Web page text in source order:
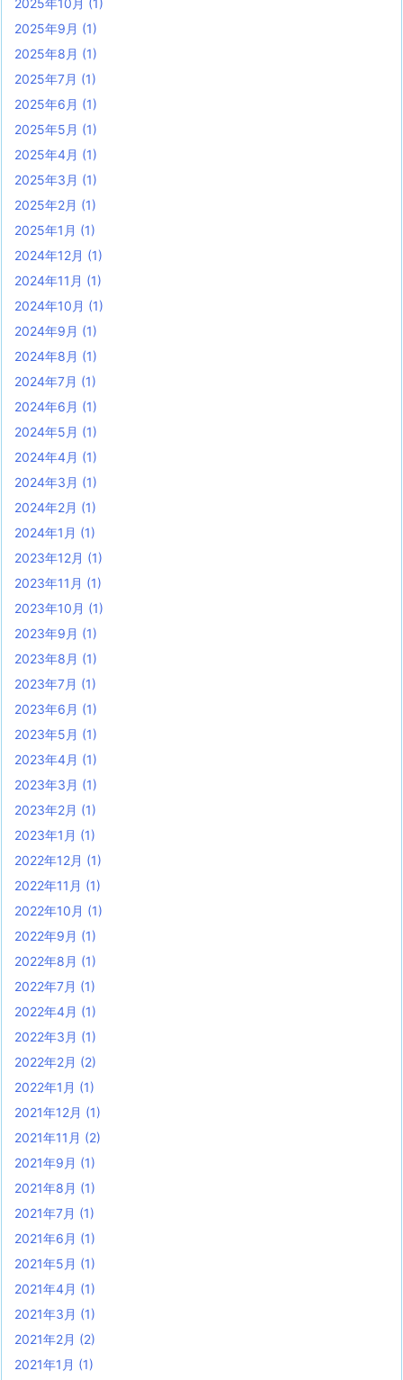
2025年9月 (1)
2025年8月 (1)
2025年7月 (1)
2025年6月 (1)
2025年5月 (1)
2025年4月 (1)
2025年3月 (1)
2025年2月 (1)
2025年1月 (1)
2024年12月 (1)
2024年11月 (1)
2024年10月 (1)
2024年9月 (1)
2024年8月 (1)
2024年7月 (1)
2024年6月 (1)
2024年5月 (1)
2024年4月 (1)
2024年3月 (1)
2024年2月 (1)
2024年1月 (1)
2023年12月 (1)
2023年11月 (1)
2023年10月 (1)
2023年9月 (1)
2023年8月 (1)
2023年7月 (1)
2023年6月 (1)
2023年5月 (1)
2023年4月 (1)
2023年3月 (1)
2023年2月 (1)
2023年1月 (1)
2022年12月 (1)
2022年11月 (1)
2022年10月 (1)
2022年9月 (1)
2022年8月 (1)
2022年7月 (1)
2022年4月 (1)
2022年3月 (1)
2022年2月 (2)
2022年1月 (1)
2021年12月 (1)
2021年11月 (2)
2021年9月 (1)
2021年8月 (1)
2021年7月 (1)
2021年6月 (1)
2021年5月 (1)
2021年4月 (1)
2021年3月 (1)
2021年2月 (2)
2021年1月 (1)